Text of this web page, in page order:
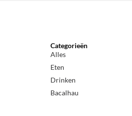
Categorieën
Alles
Eten
Drinken
Bacalhau